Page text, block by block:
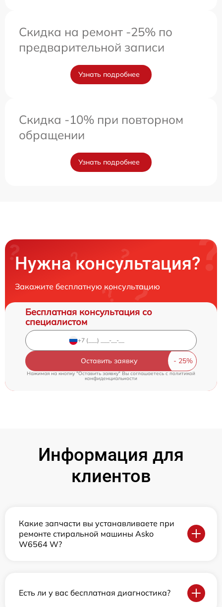
Скидка на ремонт -25% по
предварительной записи
Узнать подробнее
Скидка -10% при повторном
обращении
Узнать подробнее
Нужна консультация?
Закажите бесплатную консультацию
Бесплатная консультация со
специалистом
Оставить заявку
Нажимая на кнопку "Оставить заявку" Вы соглашаетесь cполитикой
конфиденциальности
Информация для
клиентов
Какие запчасти вы устанавливаете при
ремонте стиральной машины Asko
W6564 W?
Есть ли у вас бесплатная диагностика?